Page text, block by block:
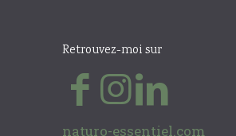
Retrouvez-moi sur
naturo-essentiel.com